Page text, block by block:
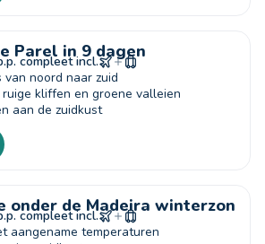
Parel in 9 dagen
compleet incl.
noord naar zuid
ruige kliffen en groene valleien
aan de zuidkust
onder de Madeira winterzon
compleet incl.
aangename temperaturen